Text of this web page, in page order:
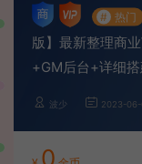
# 热门
版】最新整理商
+GM后台+详细
波少 2023-06-
0